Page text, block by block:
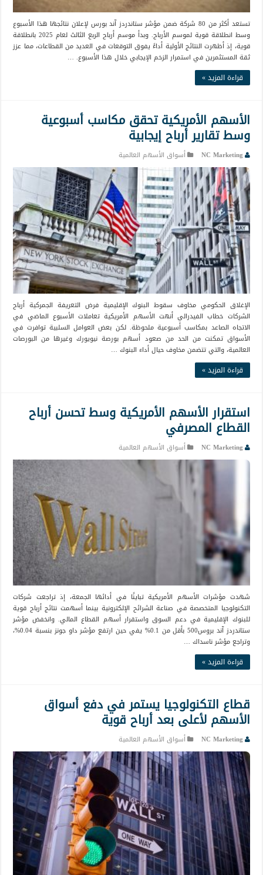
تستعد أكثر من 80 شركة ضمن مؤشر ستاندردز آند بورس لإعلان نتائجها هذا الأسبوع
وسط انطلاقة قوية لموسم الأرباح. وبدأ موسم أرباح الربع الثالث لعام 2025 بانطلاقة
قوية، إذ أظهرت النتائج الأولية أداءً يفوق التوقعات في العديد من القطاعات، مما عزز
ثقة المستثمرين في استمرار الزخم الإيجابي خلال هذا الأسبوع. …
قراءة المزيد »
الأسهم الأمريكية تحقق مكاسب أسبوعية
وسط تقارير أرباح إيجابية
NC Marketing أسواق الأسهم العالمية
الإغلاق الحكومي مخاوف سقوط البنوك الإقليمية فرض التعريفة الجمركية أرباح
الشركات خطاب الفيدرالي أنهت الأسهم الأمريكية تعاملات الأسبوع الماضي في
الاتجاه الصاعد بمكاسب أسبوعية ملحوظة. لكن بعض العوامل السلبية توافرت في
الأسواق تمكنت من الحد من صعود أسهم بورصة نيويورك وغيرها من البورصات
العالمية، والتي تتضمن مخاوف حيال أداء البنوك …
قراءة المزيد »
استقرار الأسهم الأمريكية وسط تحسن أرباح
القطاع المصرفي
NC Marketing أسواق الأسهم العالمية
شهدت مؤشرات الأسهم الأمريكية تباينًا في أدائها الجمعة، إذ تراجعت شركات
التكنولوجيا المتخصصة في صناعة الشرائح الإلكترونية بينما أسهمت نتائج أرباح قوية
للبنوك الإقليمية في دعم السوق واستقرار أسهم القطاع المالي. وانخفض مؤشر
ستاندردز آند بروس500 بأقل من 0.1% يفي حين ارتفع مؤشر داو جونز بنسبة 0.04%،
وتراجع مؤشر ناسداك …
قراءة المزيد »
قطاع التكنولوجيا يستمر في دفع أسواق
الأسهم لأعلى بعد أرباح قوية
NC Marketing أسواق الأسهم العالمية